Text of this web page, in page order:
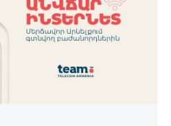
09:00-18:00 10:00-19:00
փողոց 26/26 09:00-